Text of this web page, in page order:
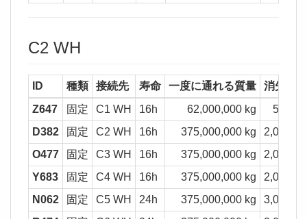
C2 WH
ID 種類 接続先 寿命 一度に通れる質量
消失質量
Z647
固定 C1 WH 16h 62,000,000 kg
D382
固定 C2 WH 16h 375,000,000 kg
O477
固定 C3 WH 16h 375,000,000 kg
Y683
固定 C4 WH 16h 375,000,000 kg
N062
固定 C5 WH 24h 375,000,000 kg